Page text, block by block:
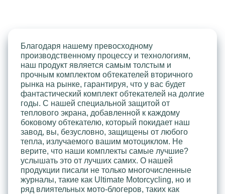
Благодаря нашему превосходному
производственному процессу и технологиям,
наш продукт является самым толстым и
прочным комплектом обтекателей вторичного
рынка на рынке, гарантируя, что у вас будет
фантастический комплект обтекателей на долгие
годы. С нашей специальной защитой от
теплового экрана, добавленной к каждому
боковому обтекателю, который покидает наш
завод, вы, безусловно, защищены от любого
тепла, излучаемого вашим мотоциклом. Не
верите, что наши комплекты самые лучшие?
услышать это от лучших самих. О нашей
продукции писали не только многочисленные
журналы, такие как Ultimate Motorcycling, но и
ряд влиятельных мото-блогеров, таких как